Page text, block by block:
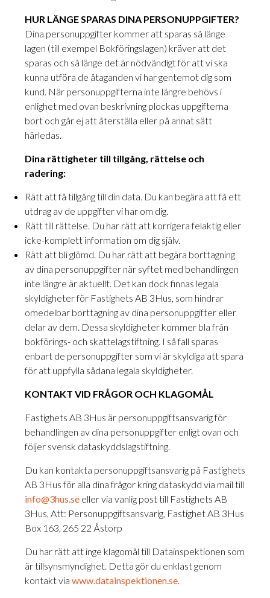
HUR LÄNGE SPARAS DINA PERSONUPPGIFTER?
Dina personuppgifter kommer att sparas så länge
lagen (till exempel Bokföringslagen) kräver att det
sparas och så länge det är nödvändigt för att vi ska
kunna utföra de åtaganden vi har gentemot dig som
kund. När personuppgifterna inte längre behövs i
enlighet med ovan beskrivning plockas uppgifterna
bort och går ej att återställa eller på annat sätt
härledas.
Dina rättigheter till tillgång, rättelse och
radering:
Rätt att få tillgång till din data. Du kan begära att få ett
utdrag av de uppgifter vi har om dig.
Rätt till rättelse. Du har rätt att korrigera felaktig eller
icke-komplett information om dig själv.
Rätt att bli glömd. Du har rätt att begära borttagning
av dina personuppgifter när syftet med behandlingen
inte längre är aktuellt. Det kan dock finnas legala
skyldigheter för Fastighets AB 3Hus, som hindrar
omedelbar borttagning av dina personuppgifter eller
delar av dem. Dessa skyldigheter kommer bla från
bokförings- och skattelagstiftning. I så fall sparas
enbart de personuppgifter som vi är skyldiga att spara
för att uppfylla sådana legala skyldigheter.
KONTAKT VID FRÅGOR OCH KLAGOMÅL
Fastighets AB 3Hus är personuppgiftsansvarig för
behandlingen av dina personuppgifter enligt ovan och
följer svensk dataskyddslagstiftning.
Du kan kontakta personuppgiftsansvarig på Fastighets
AB 3Hus för alla dina frågor kring dataskydd via mail till
info@3hus.seeller via vanlig post till Fastighets AB
3Hus, Att: Personuppgiftsansvarig, Fastighet AB 3Hus
Box 163, 265 22 Åstorp
Du har rätt att inge klagomål till Datainspektionen som
är tillsynsmyndighet. Detta gör du enklast genom
kontakt via www.datainspektionen.se.